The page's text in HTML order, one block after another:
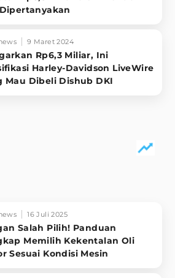
9 Maret 2024
Rp6,3 Miliar, Ini
Harley-Davidson LiveWire
Mau Dibeli Dishub DKI
16 Juli 2025
Salah Pilih! Panduan
Memilih Kekentalan Oli
Sesuai Kondisi Mesin